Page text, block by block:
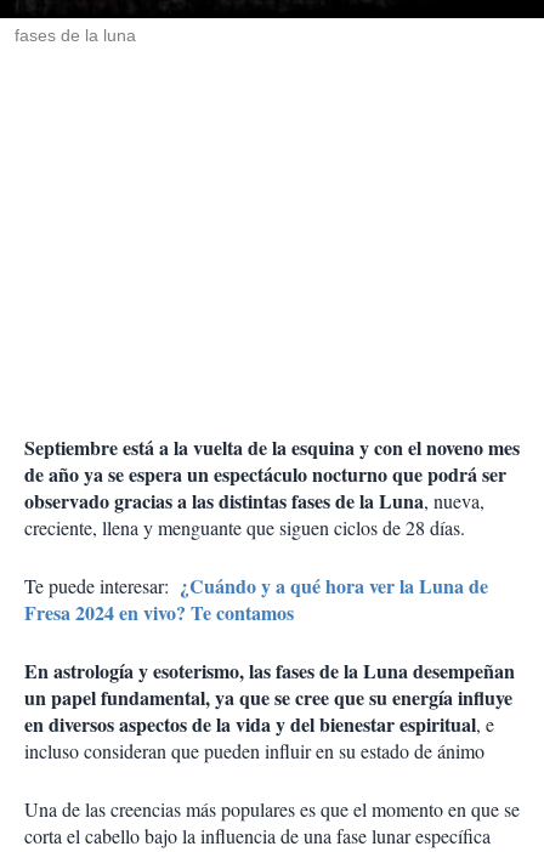
fases de la luna
Septiembre está a la vuelta de la esquina y con el noveno mes
de año ya se espera un espectáculo nocturno que podrá ser
observado gracias a las distintas fases de la Luna, nueva,
creciente, llena y menguante que siguen ciclos de 28 días.
Te puede interesar: ¿Cuándo y a qué hora ver la Luna de
Fresa 2024 en vivo? Te contamos
En astrología y esoterismo, las fases de la Luna desempeñan
un papel fundamental, ya que se cree que su energía influye
en diversos aspectos de la vida y del bienestar espiritual, e
incluso consideran que pueden influir en su estado de ánimo
Una de las creencias más populares es que el momento en que se
corta el cabello bajo la influencia de una fase lunar específica